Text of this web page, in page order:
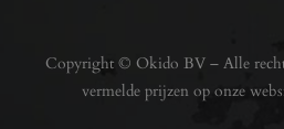
Copyright © Okido BV – Alle
vermelde prijzen op onze